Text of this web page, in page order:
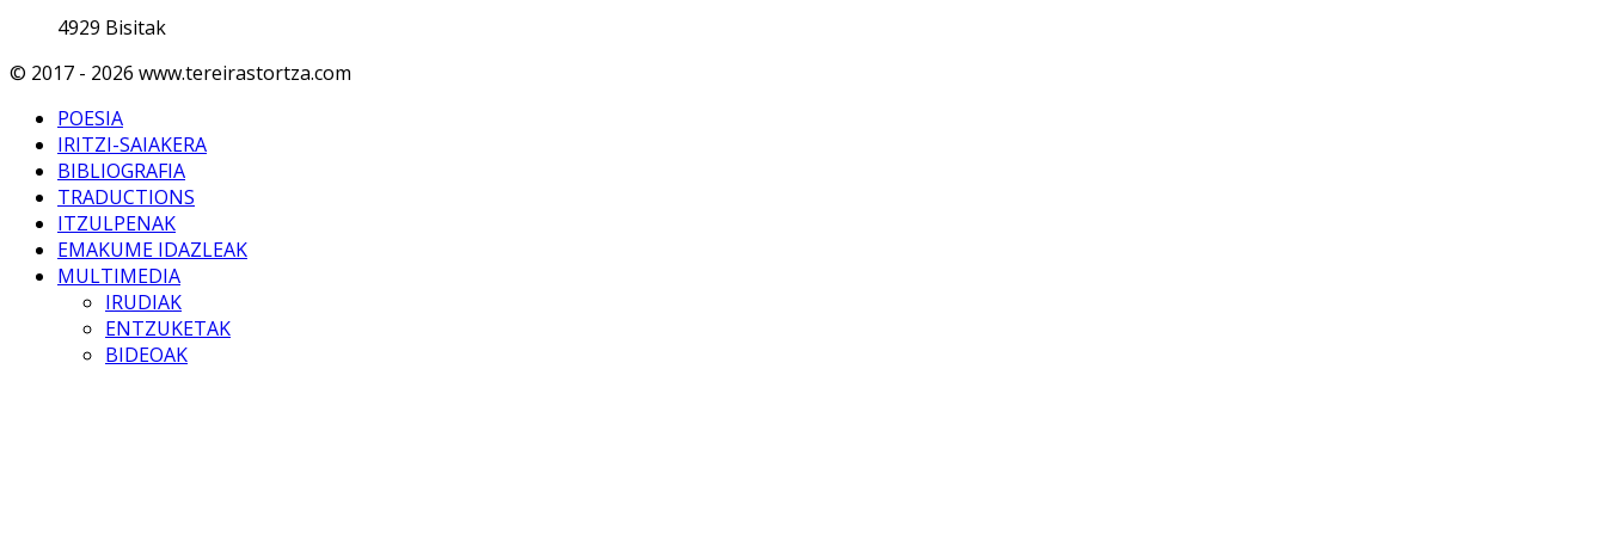
4929 Bisitak
© 2017 - 2026 www.tereirastortza.com
POESIA
IRITZI-SAIAKERA
BIBLIOGRAFIA
TRADUCTIONS
ITZULPENAK
EMAKUME IDAZLEAK
MULTIMEDIA
IRUDIAK
ENTZUKETAK
BIDEOAK